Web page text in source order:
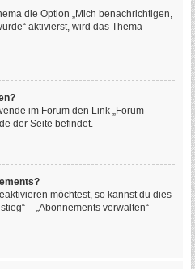
die Option „Mich benachrichtigen,
aktivierst, wird das Thema
im Forum den Link „Forum
der Seite befindet.
möchtest, so kannst du dies
– „Abonnements verwalten“